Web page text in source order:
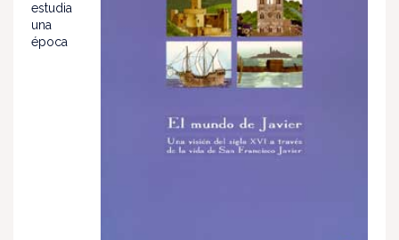
estudia
una
época